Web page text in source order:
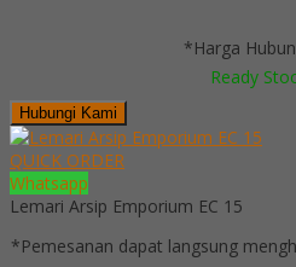
*Harga
Ready
Hubungi Kami
QUICK ORDER
Whatsapp
Lemari Arsip Emporium EC 15
*Pemesanan dapat langsung